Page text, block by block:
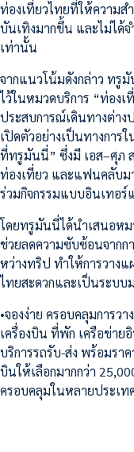
ท่องเที่ยวไทยที่ให้ความส
บันเทิงมากขึ้น และไม่ได้
เท่านั้น
จากแนวโน้มดังกล่าว ทรู
ไว้ในหมวดบริการ “ท่อง
ประสบการณ์เดินทางต่าง
เปิดตัวอย่างเป็นทางการ
ที่ทรูมันนี่” ซึ่งมี เอส–ศุภ
ท่องเที่ยว และแฟนคลับม
ร่วมกิจกรรมแบบอินเทอร์
โดยทรูมันนี่ได้นำเสนอห
ช่วยลดความซับซ้อนจาก
หว่างทริป ทำให้การวางแ
ไทยสะดวกและเป็นระบ
•จองง่าย ครอบคลุมการว
เครื่องบิน ที่พัก เครือข่าย
บริการรถรับ-ส่ง พร้อมรา
บินให้เลือกมากกว่า
ครอบคลุมในหลายประเท